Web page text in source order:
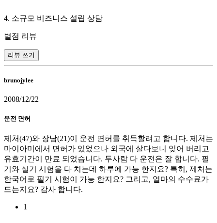
4. 소규모 비즈니스 설립 상담
별점 리뷰
리뷰 쓰기
brunojylee
2008/12/22
운전 면허
제처(47)와 장남(21)이 운전 면허를 취득할려고 합니다. 제처는
마이아미에서 면허가 있었으나 외국에 살다보니 잊어 버리고
유효기간이 만료 되었습니다. 두사람 다 운전은 잘 합니다. 필
기와 실기 시험을 다 치는데 하루에 가능 한지요? 특히, 제처는
한국어로 필기 시험이 가능 한지요? 그리고, 얼마의 수수료가
드는지요? 감사 합니다.
1